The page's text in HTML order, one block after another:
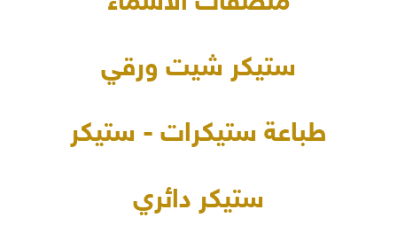
ستيكر شيت ورقي
طباعة ستيكرات - ستيكر
ستيكر دائري